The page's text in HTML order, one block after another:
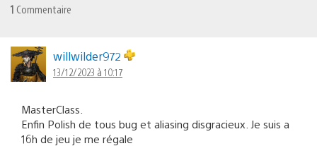
1 Commentaire
willwilder972
13/12/2023 à 10:17
MasterClass.
Enfin Polish de tous bug et aliasing disgracieux. Je suis a
16h de jeu je me régale